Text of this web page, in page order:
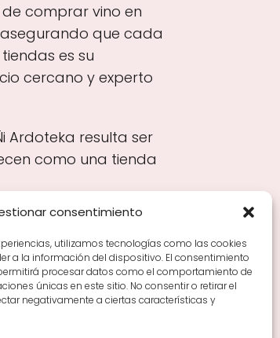
consentimiento
utilizamos tecnologías como las cookies
a la información del dispositivo. El consentimiento
procesar datos como el comportamiento de
únicas en este sitio. No consentir o retirar el
negativamente a ciertas características y
comprar vino en
que cada
es su
cercano y experto
Ardoteka resulta ser
como una tienda
por ciudades
Tipos de Rioja y
Rioja para empezar
Zonas de Rioja y